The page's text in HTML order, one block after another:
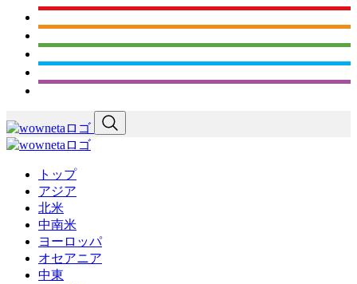
トップ
アジア
北米
中南米
ヨーロッパ
オセアニア
中東